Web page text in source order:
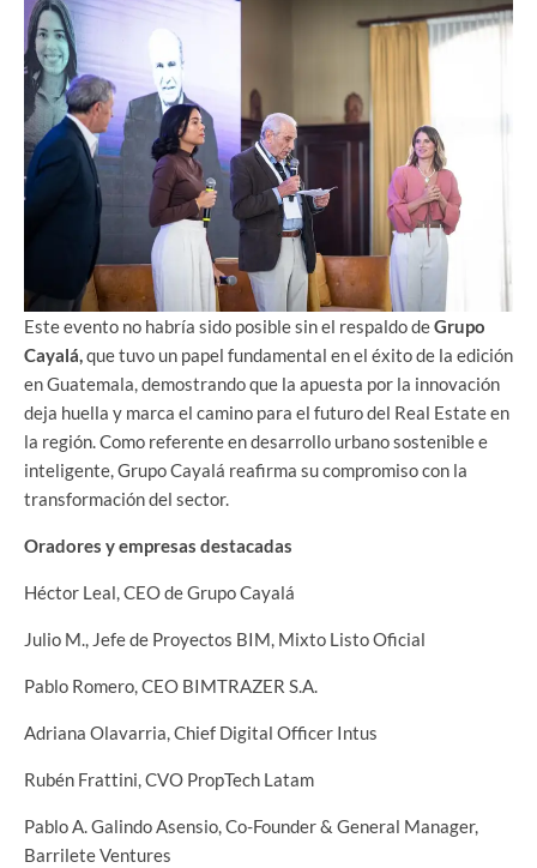
Este evento no habría sido posible sin el respaldo deGrupo
Cayalá,que tuvo un papel fundamental en el éxito de la edición
en Guatemala, demostrando que la apuesta por la innovación
deja huella y marca el camino para el futuro del Real Estate en
la región. Como referente en desarrollo urbano sostenible e
inteligente, Grupo Cayalá reafirma su compromiso con la
transformación del sector.
Oradores y empresas destacadas
Héctor Leal, CEO de Grupo Cayalá
Julio M., Jefe de Proyectos BIM, Mixto Listo Oficial
Pablo Romero, CEO BIMTRAZER S.A.
Adriana Olavarria, Chief Digital Officer Intus
Rubén Frattini, CVO PropTech Latam
Pablo A. Galindo Asensio, Co-Founder & General Manager,
Barrilete Ventures